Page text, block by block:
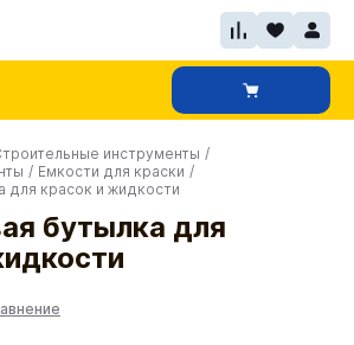
инструменты /
/ Емкости для краски /
для красок и жидкости
бутылка для